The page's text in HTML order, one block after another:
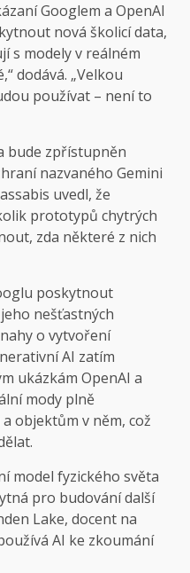
Googlem a OpenAI
nová školicí data,
s modely v reálném
dodává. „Velkou
používat – není to
bude zpřístupněn
nazvaného Gemini
uvedl, že
prototypů chytrých
zda některé z nich
poskytnout
nešťastných
o vytvoření
AI zatím
ukázkám OpenAI a
mody plně
objektům v něm, což
model fyzického světa
pro budování další
Lake, docent na
AI ke zkoumání